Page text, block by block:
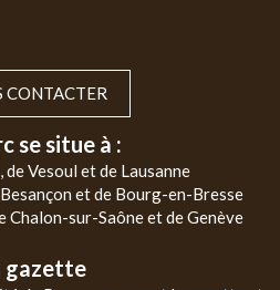
CONTACTER
se situe à :
de Vesoul et de Lausanne
et de Bourg-en-Bresse
Chalon-sur-Saône et de Genève
gazette